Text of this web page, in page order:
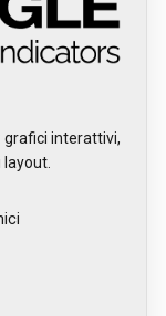
grafici interattivi,
layout.